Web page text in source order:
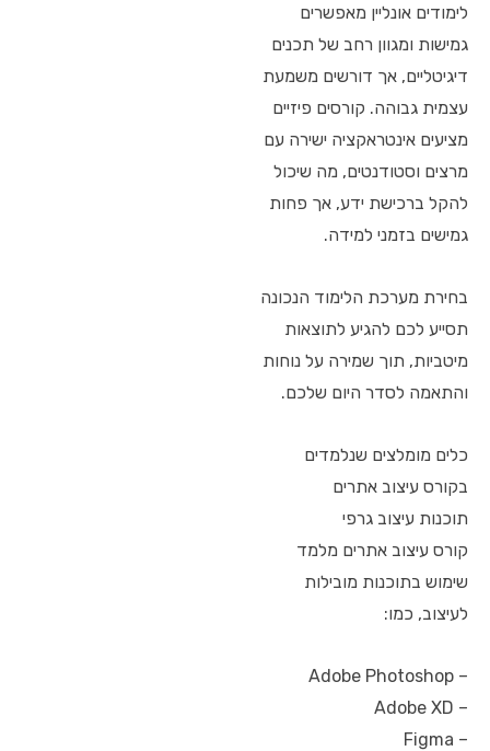
לימודים אונליין מאפשרים
גמישות ומגוון רחב של תכנים
דיגיטליים, אך דורשים משמעת
עצמית גבוהה. קורסים פיזיים
מציעים אינטראקציה ישירה עם
מרצים וסטודנטים, מה שיכול
להקל ברכישת ידע, אך פחות
גמישים בזמני למידה.
בחירת מערכת הלימוד הנכונה
תסייע לכם להגיע לתוצאות
מיטביות, תוך שמירה על נוחות
והתאמה לסדר היום שלכם.
כלים מומלצים שנלמדים
בקורס עיצוב אתרים
תוכנות עיצוב גרפי
קורס עיצוב אתרים מלמד
שימוש בתוכנות מובילות
לעיצוב, כמו:
– Adobe Photoshop
– Adobe XD
– Figma